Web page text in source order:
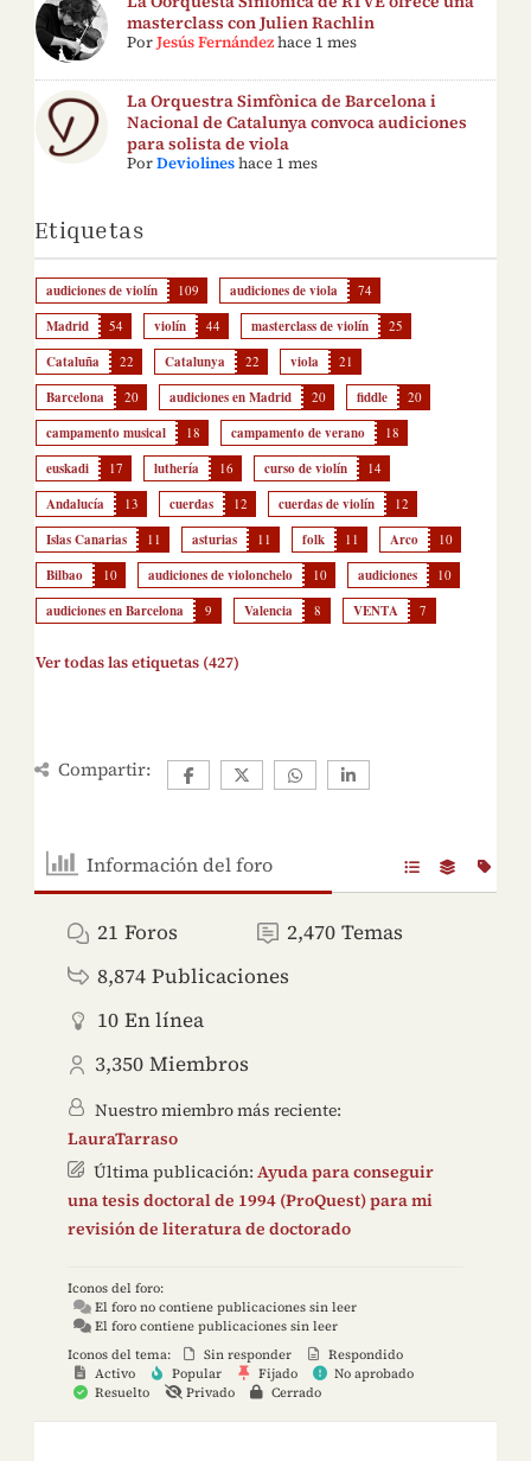
masterclass con Julien Rachlin
PorJesús Fernández hace 1 mes
La Orquestra Simfònica de Barcelona i
Nacional de Catalunya convoca audiciones
para solista de viola
PorDeviolines hace 1 mes
Etiquetas
audiciones de violín 109 audiciones de viola 74
Madrid 54 violín 44 masterclass de violín 25
Cataluña 22 Catalunya 22 viola 21
Barcelona 20 audiciones en Madrid 20 fiddle 20
campamento musical 18 campamento de verano 18
euskadi 17 luthería 16 curso de violín 14
Andalucía 13 cuerdas 12 cuerdas de violín 12
Islas Canarias 11 asturias 11 folk 11 Arco 10
Bilbao 10 audiciones de violonchelo 10 audiciones 10
audiciones en Barcelona 9 Valencia 8 VENTA 7
Ver todas las etiquetas (427)
Compartir:
Información del foro
21 Foros 2,470 Temas
8,874 Publicaciones
10 En línea
3,350 Miembros
Nuestro miembro más reciente:
LauraTarraso
Última publicación: Ayuda para conseguir
una tesis doctoral de 1994 (ProQuest) para mi
revisión de literatura de doctorado
Iconos del foro:
El foro no contiene publicaciones sin leer
El foro contiene publicaciones sin leer
Iconos del tema:
Sin responder
Respondido
Activo
Popular Fijado
No aprobado
Resuelto
Privado Cerrado